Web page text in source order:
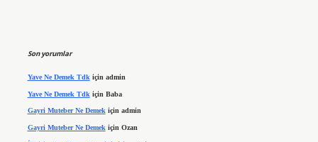
Son yorumlar
Yave Ne Demek Tdk için admin
Yave Ne Demek Tdk için Baba
Gayri Muteber Ne Demekiçin admin
Gayri Muteber Ne Demek için Ozan